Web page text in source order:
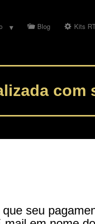
Blog Kits
com
seu